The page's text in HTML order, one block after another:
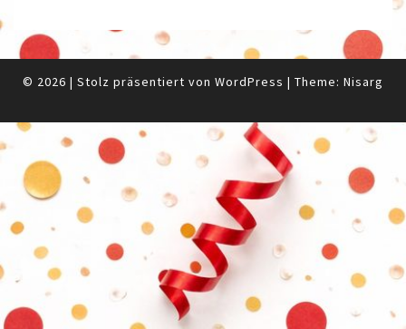
© 2026 | Stolz präsentiert von WordPress | Theme: Nisarg